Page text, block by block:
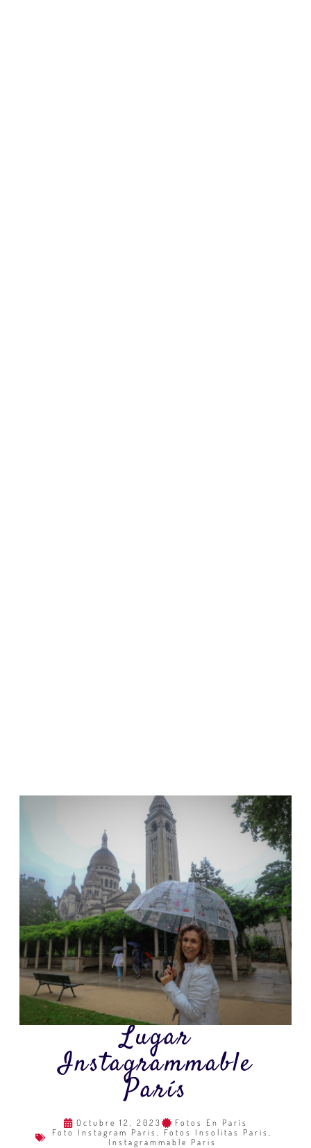
Lugar
Instagrammable
París
Octubre 12, 2023
Fotos En París
Foto Instagram Paris
Fotos Insolitas Paris
Instagrammable Paris